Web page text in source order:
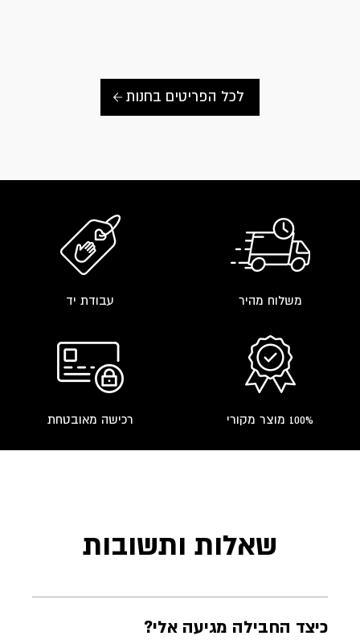
לכל הפריטים בחנות
משלוח מהיר עבודת יד
100% מוצר מקורי רכישה מאובטחת
שאלות ותשובות
כיצד החבילה מגיעה אלי?